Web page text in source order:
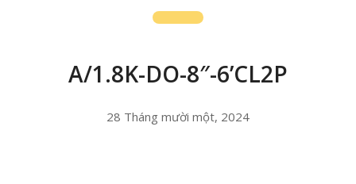
A/1.8K-DO-8″-6’CL2P
28 Tháng mười một, 2024